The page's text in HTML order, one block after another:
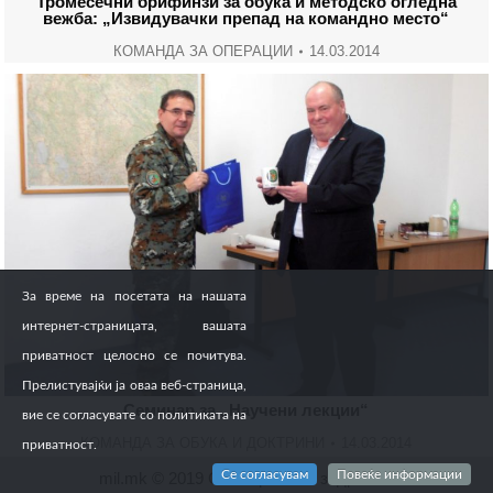
вежба: „Извидувачки препад на командно место“
КОМАНДА ЗА ОПЕРАЦИИ 14.03.2014
Семинар за „Научени лекции“
КОМАНДА ЗА ОБУКА И ДОКТРИНИ
mil.mk © 2019 Сите права се задржани
За време на посетата на нашата
интернет-страницата, вашата
приватност целосно се почитува.
Прелистувајќи ја оваа веб-страница,
вие се согласувате со политиката на
приватност.
Се согласувам Повеќе информации